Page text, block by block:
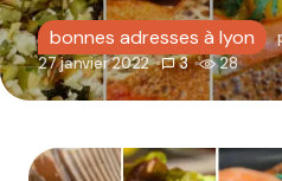
bonnes adresses à lyon
27 janvier 2022
3 28